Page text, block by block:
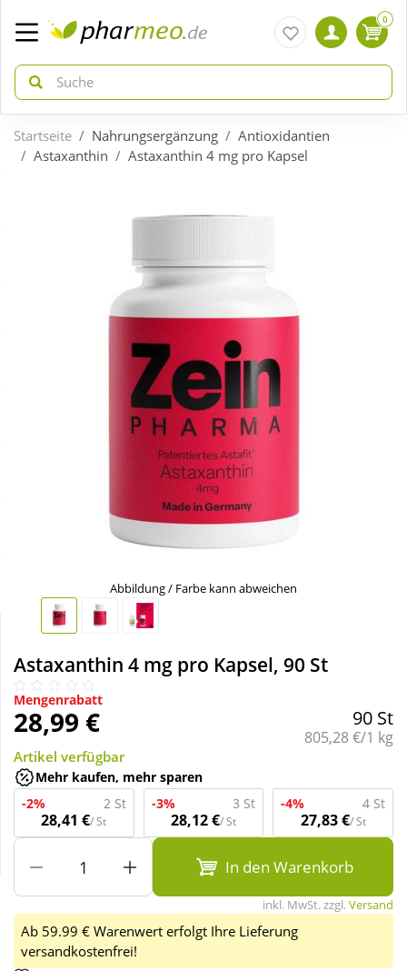
zurück
Täglich gut versorgt
zurück
Körperpflege & Kosmetik
Nahrungsergänzung
Sanitätshaus
Sport & Fitness
Tierbedarf
Wellness
0
Startseite Nahrungsergänzung
Antioxidantien
Astaxanthin
Astaxanthin 4 mg pro Kapsel
Abbildung / Farbe kann abweichen
Astaxanthin 4 mg pro Kapsel, 90 St
Mengenrabatt
28,99 € 90 St
Grundpreis:
805,28 €/1 kg
Artikel verfügbar
Mehr kaufen, mehr sparen
-2%
2 St
28,41 €/ St
-3% 3 St
28,12 €/ St
-4% 4 St
27,83 €/ St
In den Warenkorb
inkl. MwSt. zzgl.Versand
Ab 59.99 € Warenwert erfolgt Ihre Lieferung
versandkostenfrei!